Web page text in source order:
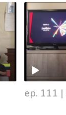
ep. 111 |